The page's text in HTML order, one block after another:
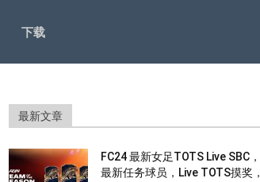
下载
最新文章
FC24 最新女足TOTS Live SBC，
最新任务球员，Live TOTS摸奖，